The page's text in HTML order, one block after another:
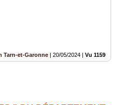
Tarn-et-Garonne | 20/05/2024 | Vu 1159289 fois